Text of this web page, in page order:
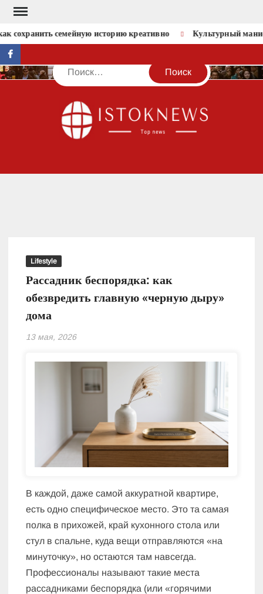
Перейти
содержимому
сохранить семейную историю креативно Культурный
facebook
Поиск
Lifestyle
Рассадник беспорядка: как
обезвредить главную «черную дыру»
дома
13 мая, 2026
В каждой, даже самой аккуратной квартире,
есть одно специфическое место. Это та самая
полка в прихожей, край кухонного стола или
стул в спальне, куда вещи отправляются «на
минуточку», но остаются там навсегда.
Профессионалы называют такие места
рассадниками беспорядка (или «горячими